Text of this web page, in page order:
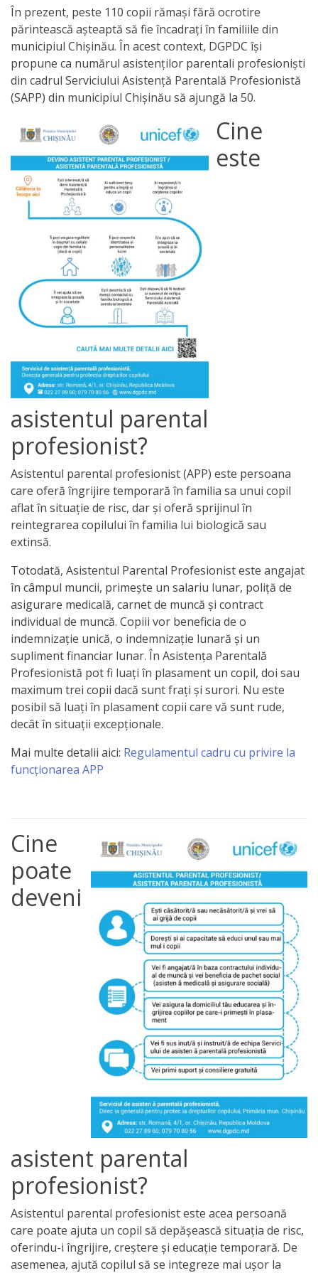
Anticorupție
Știri
și
Evenimente
Acte
și
regulamente
Legislație
internațională
Legislație
națională
Acte
interne
Media
Comunicate
de
presă
Informații
utile
Versiunea
veche
a
paginii
web
Contacte
În prezent, peste 110 copii rămași fără ocrotire
părintească așteaptă să fie încadrați în familiile din
municipiul Chișinău. În acest context, DGPDC își
propune ca numărul asistenților parentali profesioniști
din cadrul Serviciului Asistență Parentală Profesionistă
(SAPP) din municipiul Chișinău să ajungă la 50.
Cine
este
asistentul parental
profesionist?
Asistentul parental profesionist (APP) este persoana
care oferă îngrijire temporară în familia sa unui copil
aflat în situație de risc, dar și oferă sprijinul în
reintegrarea copilului în familia lui biologică sau
extinsă.
Totodată, Asistentul Parental Profesionist este angajat
în câmpul muncii, primeşte un salariu lunar, poliţă de
asigurare medicală, carnet de muncă și contract
individual de muncă. Copiii vor beneficia de o
indemnizație unică, o indemnizație lunară și un
supliment financiar lunar. În Asistenţa Parentală
Profesionistă pot fi luaţi în plasament un copil, doi sau
maximum trei copii dacă sunt fraţi şi surori. Nu este
posibil să luați în plasament copii care vă sunt rude,
decât în situații excepționale.
Mai multe detalii aici: Regulamentul cadru cu privire la
funcționarea APP
Cine
poate
deveni
asistent parental
profesionist?
Asistentul parental profesionist este acea persoană
care poate ajuta un copil să depășească situația de risc,
oferindu-i îngrijire, creștere și educație temporară. De
asemenea, ajută copilul să se integreze mai ușor la